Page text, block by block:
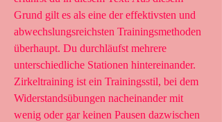
Grund gilt es als eine der effektivsten und
abwechslungsreichsten Trainingsmethoden
überhaupt. Du durchläufst mehrere
unterschiedliche Stationen hintereinander.
Zirkeltraining ist ein Trainingsstil, bei dem
Widerstandsübungen nacheinander mit
wenig oder gar keinen Pausen dazwischen